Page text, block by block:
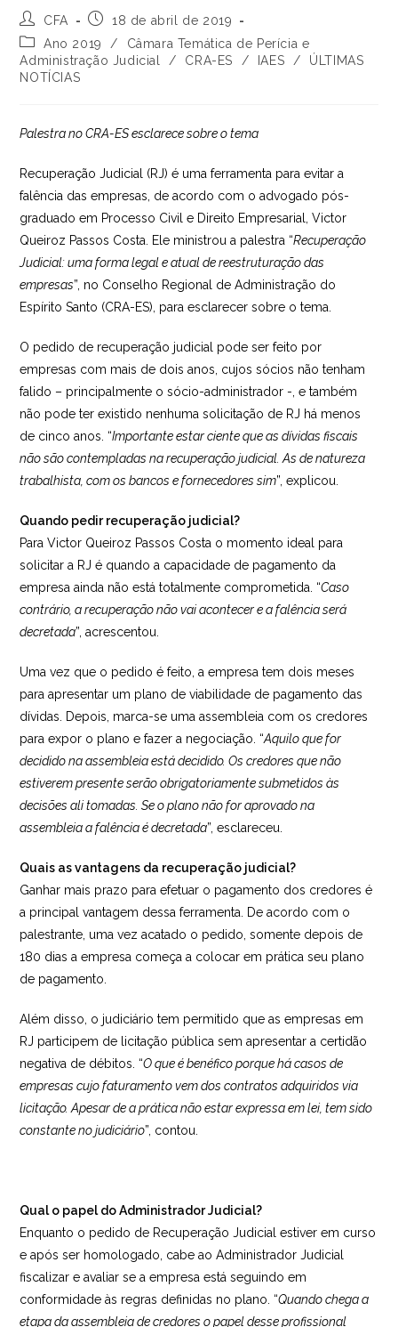
Autor
do
post:
CFA
Post18 de abril de 2019
Categoria
do
post:
Ano 2019 /
Câmara Temática de Perícia e
Administração Judicial
/ CRA-ES / IAES /
ÚLTIMAS
NOTÍCIAS
Palestra no CRA-ES esclarece sobre o tema
Recuperação Judicial (RJ) é uma ferramenta para evitar a
falência das empresas, de acordo com o advogado pós-
graduado em Processo Civil e Direito Empresarial, Victor
Queiroz Passos Costa. Ele ministrou a palestra “Recuperação
Judicial: uma forma legal e atual de reestruturação das
empresas”, no Conselho Regional de Administração do
Espírito Santo (CRA-ES), para esclarecer sobre o tema.
O pedido de recuperação judicial pode ser feito por
empresas com mais de dois anos, cujos sócios não tenham
falido – principalmente o sócio-administrador -, e também
não pode ter existido nenhuma solicitação de RJ há menos
de cinco anos. “Importante estar ciente que as dívidas fiscais
não são contempladas na recuperação judicial. As de natureza
trabalhista, com os bancos e fornecedores sim”, explicou.
Quando pedir recuperação judicial?
Para Victor Queiroz Passos Costa o momento ideal para
solicitar a RJ é quando a capacidade de pagamento da
empresa ainda não está totalmente comprometida. “Caso
contrário, a recuperação não vai acontecer e a falência será
decretada”, acrescentou.
Uma vez que o pedido é feito, a empresa tem dois meses
para apresentar um plano de viabilidade de pagamento das
dívidas. Depois, marca-se uma assembleia com os credores
para expor o plano e fazer a negociação. “Aquilo que for
decidido na assembleia está decidido. Os credores que não
estiverem presente serão obrigatoriamente submetidos às
decisões ali tomadas. Se o plano não for aprovado na
assembleia a falência é decretada”, esclareceu.
Quais as vantagens da recuperação judicial?
Ganhar mais prazo para efetuar o pagamento dos credores é
a principal vantagem dessa ferramenta. De acordo com o
palestrante, uma vez acatado o pedido, somente depois de
180 dias a empresa começa a colocar em prática seu plano
de pagamento.
Além disso, o judiciário tem permitido que as empresas em
RJ participem de licitação pública sem apresentar a certidão
negativa de débitos. “O que é benéfico porque há casos de
empresas cujo faturamento vem dos contratos adquiridos via
licitação. Apesar de a prática não estar expressa em lei, tem sido
constante no judiciário”, contou.
Qual o papel do Administrador Judicial?
Enquanto o pedido de Recuperação Judicial estiver em curso
e após ser homologado, cabe ao Administrador Judicial
fiscalizar e avaliar se a empresa está seguindo em
conformidade às regras definidas no plano. “Quando chega a
etapa da assembleia de credores o papel desse profissional